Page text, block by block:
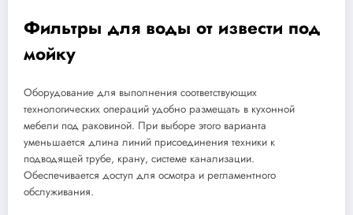
Фильтры для воды от извести под
мойку
Оборудование для выполнения соответствующих
технологических операций удобно размещать в кухонной
мебели под раковиной. При выборе этого варианта
уменьшается длина линий присоединения техники к
подводящей трубе, крану, системе канализации.
Обеспечивается доступ для осмотра и регламентного
обслуживания.